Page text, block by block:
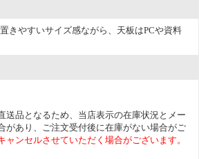
きやすいサイズ感ながら、天板はPCや資料
送品となるため、当店表示の在庫状況とメー
があり、ご注文受付後に在庫がない場合がご
ャンセルさせていただく場合がございます。